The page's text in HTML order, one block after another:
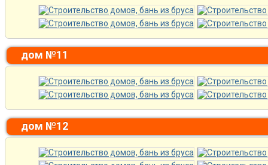
дом №11
дом №12